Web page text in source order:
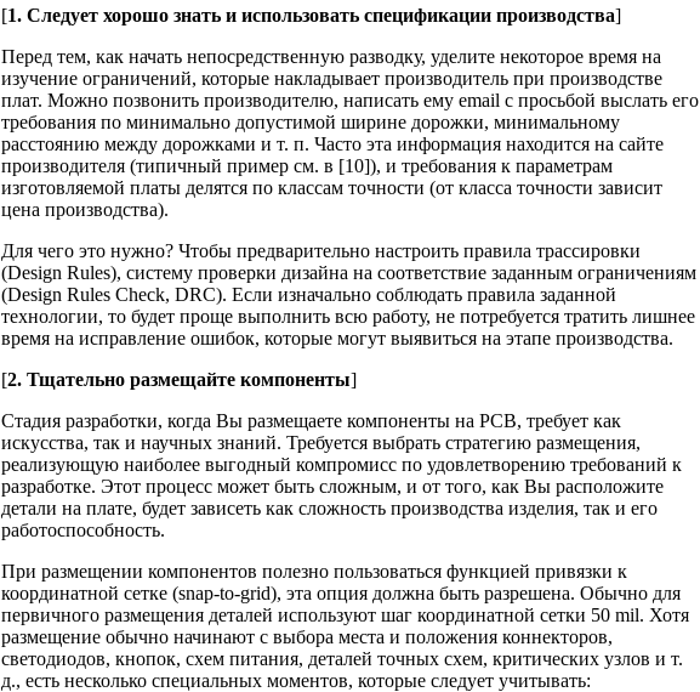
[1. Следует хорошо знать и использовать спецификации производства]
Перед тем, как начать непосредственную разводку, уделите некоторое время на
изучение ограничений, которые накладывает производитель при производстве
плат. Можно позвонить производителю, написать ему email с просьбой выслать его
требования по минимально допустимой ширине дорожки, минимальному
расстоянию между дорожками и т. п. Часто эта информация находится на сайте
производителя (типичный пример см. в [10]), и требования к параметрам
изготовляемой платы делятся по классам точности (от класса точности зависит
цена производства).
Для чего это нужно? Чтобы предварительно настроить правила трассировки
(Design Rules), систему проверки дизайна на соответствие заданным ограничениям
(Design Rules Check, DRC). Если изначально соблюдать правила заданной
технологии, то будет проще выполнить всю работу, не потребуется тратить лишнее
время на исправление ошибок, которые могут выявиться на этапе производства.
[2. Тщательно размещайте компоненты]
Стадия разработки, когда Вы размещаете компоненты на PCB, требует как
искусства, так и научных знаний. Требуется выбрать стратегию размещения,
реализующую наиболее выгодный компромисс по удовлетворению требований к
разработке. Этот процесс может быть сложным, и от того, как Вы расположите
детали на плате, будет зависеть как сложность производства изделия, так и его
работоспособность.
При размещении компонентов полезно пользоваться функцией привязки к
координатной сетке (snap-to-grid), эта опция должна быть разрешена. Обычно для
первичного размещения деталей используют шаг координатной сетки 50 mil. Хотя
размещение обычно начинают с выбора места и положения коннекторов,
светодиодов, кнопок, схем питания, деталей точных схем, критических узлов и т.
д., есть несколько специальных моментов, которые следует учитывать: